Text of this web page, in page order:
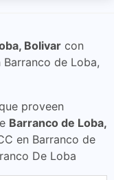
Bolivar con
de Loba,
proveen
Barranco de Loba,
en Barranco de
De Loba